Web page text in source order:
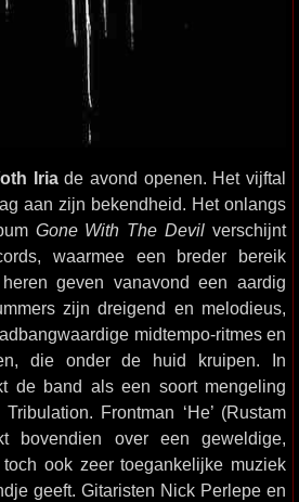
Iriade avond openen. Het vijftal
aan zijn bekendheid. Het onlangs
Gone With The Devil verschijnt
waarmee een breder bereik
geven vanavond een aardig
zijn dreigend en melodieus,
midtempo-ritmes en
die onder de huid kruipen. In
de band als een soort mengeling
Frontman ‘He’ (Rustam
bovendien over een geweldige,
ook zeer toegankelijke muziek
geeft. Gitaristen Nick Perlepe en